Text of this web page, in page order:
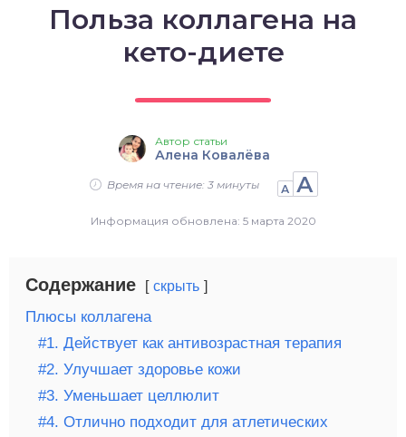
Польза коллагена на
кето-диете
Автор статьи
Алена Ковалёва
Время на чтение: 3 минуты А А
Информация обновлена: 5 марта 2020
Содержание скрыть
Плюсы коллагена
#1. Действует как антивозрастная терапия
#2. Улучшает здоровье кожи
#3. Уменьшает целлюлит
#4. Отлично подходит для атлетических
выпечка